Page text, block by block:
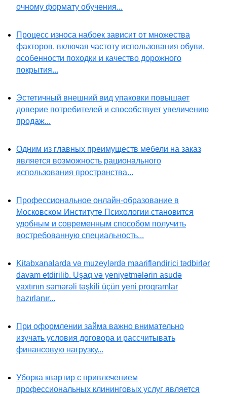
очному формату обучения...
Процесс износа набоек зависит от множества
факторов, включая частоту использования обуви,
особенности походки и качество дорожного
покрытия...
Эстетичный внешний вид упаковки повышает
доверие потребителей и способствует увеличению
продаж...
Одним из главных преимуществ мебели на заказ
является возможность рационального
использования пространства...
Профессиональное онлайн-образование в
Московском Институте Психологии становится
удобным и современным способом получить
востребованную специальность...
Kitabxanalarda və muzeylərdə maarifləndirici tədbirlər
davam etdirilib. Uşaq və yeniyetmələrin asudə
vaxtının səmərəli təşkili üçün yeni proqramlar
hazırlanır...
При оформлении займа важно внимательно
изучать условия договора и рассчитывать
финансовую нагрузку...
Уборка квартир с привлечением
профессиональных клининговых услуг является